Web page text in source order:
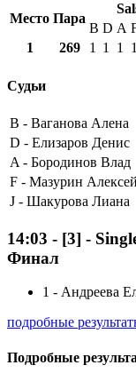
Место Пара
B D A
1
269 1 1 1 1
Судьи
B - Ваганова Алена
D - Елизаров Денис
A - Бородинов Влад
F - Мазурин Алексей
J - Шакурова Лиана
14:03 - [3] -
Финал
1 - Андреева
подробные
Подробные